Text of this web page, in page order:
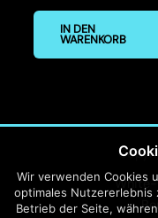
IN DEN
WARENKORB
White-
Wir verwenden Cookies
optimales
Betrieb der Seite,